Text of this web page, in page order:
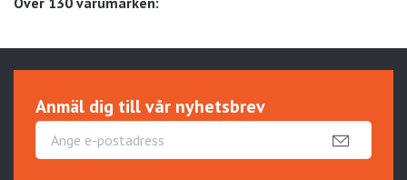
Anmäl dig till vår nyhetsbrev